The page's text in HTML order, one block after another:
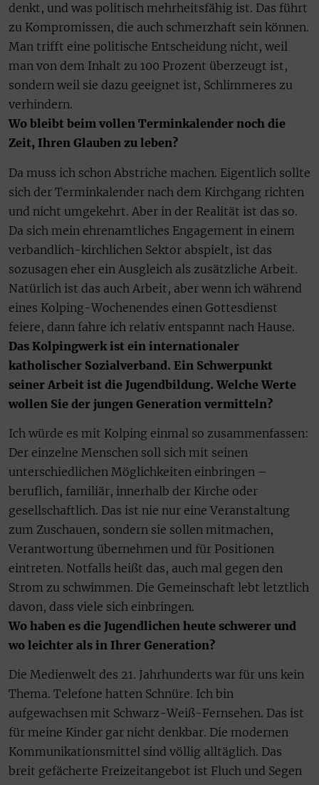
denkt, und was politisch mehrheitsfähig ist. Das führt
zu Kompromissen, die auch schmerzhaft sein können.
Man trifft eine politische Entscheidung nicht, weil
man von dem Inhalt zu 100 Prozent überzeugt ist,
sondern weil sie dazu geeignet ist, Schlimmeres zu
verhindern.
Wo bleibt beim vollen Terminkalender noch die
Zeit, Ihren Glauben zu leben?
Da muss ich schon Abstriche machen. Eigentlich sollte
sich der Terminkalender nach dem Kirchgang richten
und nicht umgekehrt. Aber in der Realität ist das so.
Da sich mein ehrenamtliches Engagement in einem
verbandlich-kirchlichen Sektor abspielt, ist das
sozusagen eher ein Ausgleich als zusätzliche Arbeit.
Natürlich ist das auch Arbeit, aber wenn ich während
eines Kolping-Wochenendes einen Gottesdienst
feiere, dann fahre ich relativ entspannt nach Hause.
Das Kolpingwerk ist ein internationaler
katholischer Sozialverband. Ein Schwerpunkt
seiner Arbeit ist die Jugendbildung. Welche Werte
wollen Sie der jungen Generation vermitteln?
Ich würde es mit Kolping einmal so zusammenfassen:
Der einzelne Menschen soll sich mit seinen
unterschiedlichen Möglichkeiten einbringen –
beruflich, familiär, innerhalb der Kirche oder
gesellschaftlich. Das ist nie nur eine Veranstaltung
zum Zuschauen, sondern sie sollen mitmachen,
Verantwortung übernehmen und für Positionen
eintreten. Notfalls heißt das, auch mal gegen den
Strom zu schwimmen. Die Gemeinschaft lebt letztlich
davon, dass viele sich einbringen.
Wo haben es die Jugendlichen heute schwerer und
wo leichter als in Ihrer Generation?
Die Medienwelt des 21. Jahrhunderts war für uns kein
Thema. Telefone hatten Schnüre. Ich bin
aufgewachsen mit Schwarz-Weiß-Fernsehen. Das ist
für meine Kinder gar nicht denkbar. Die modernen
Kommunikationsmittel sind völlig alltäglich. Das
breit gefächerte Freizeitangebot ist Fluch und Segen